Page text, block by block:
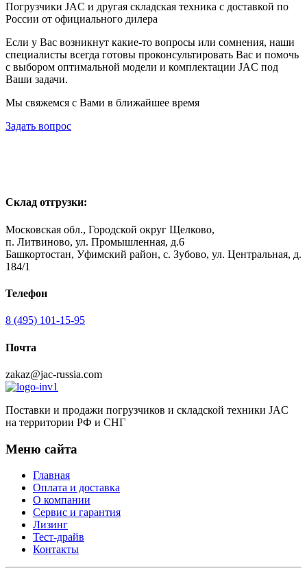
Погрузчики JAC и другая складская техника с доставкой по
России от официального дилера
Если у Вас возникнут какие-то вопросы или сомнения, наши
специалисты всегда готовы проконсультировать Вас и помочь
с выбором оптимальной модели и комплектации JAC под
Ваши задачи.
Мы свяжемся с Вами в ближайшее время
Задать вопрос
Склад отгрузки:
Московская обл., Городской округ Щелково,
п. Литвиново, ул. Промышленная, д.6
Башкортостан, Уфимский район, с. Зубово, ул. Центральная, д.
184/1
Телефон
8 (495) 101-15-95
Почта
zakaz@jac-russia.com
Поставки и продажи погрузчиков и складской техники JAC
на территории РФ и СНГ
Меню сайта
Главная
Оплата и доставка
О компании
Сервис и гарантия
Лизинг
Тест-драйв
Контакты